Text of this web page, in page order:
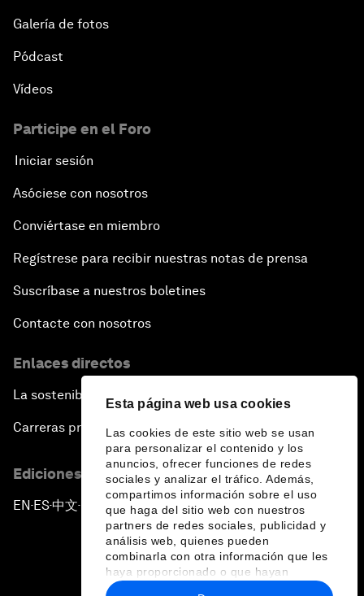
Esta página web usa cookies
Las cookies de este sitio web se usan
para personalizar el contenido y los
anuncios, ofrecer funciones de redes
sociales y analizar el tráfico. Además,
compartimos información sobre el uso
que haga del sitio web con nuestros
partners de redes sociales, publicidad y
análisis web, quienes pueden
combinarla con otra información que les
haya proporcionado o que hayan
recopilado a partir del uso que haya
Galería de fotos
Pódcast
Vídeos
Participe en el Foro
Iniciar sesión
Asóciese con nosotros
Conviértase en miembro
Regístrese para recibir nuestras notas de prensa
Suscríbase a nuestros boletines
Contacte con nosotros
Enlaces directos
La sostenibilidad en el Foro
Carreras profesionales
Ediciones en otros idiomas
EN ▪ES▪中文▪ 日本語